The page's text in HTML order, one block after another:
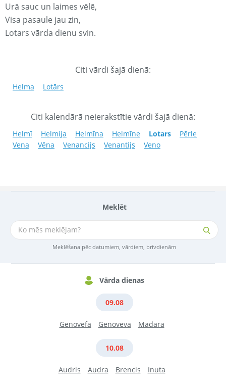
Meklēt
Meklēšana pēc datumiem, vārdiem, brīvdienām
Vārda dienas
09.08
Genovefa Genoveva Madara
10.08
Audris Audra Brencis Inuta
Urā sauc un laimes vēlē,
Visa pasaule jau zin,
Lotars vārda dienu svin.
Citi vārdi šajā dienā:
Helma Lotārs
Citi kalendārā neierakstītie vārdi šajā dienā:
Helmī Helmija Helmīna Helmīne Lotars
Pērle
Vena
Vēna Venancijs Venantijs Veno